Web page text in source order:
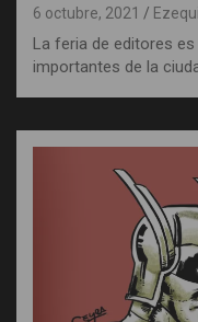
6 octubre, 2021
La feria de editores
importantes de la